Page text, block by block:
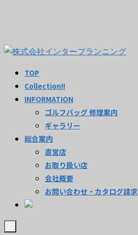
TOP
Collection!!
INFORMATION
ゴルフバッグ 修理案内
ギャラリー
総合案内
直営店
お取り扱い店
会社概要
お問い合わせ・カタログ請求